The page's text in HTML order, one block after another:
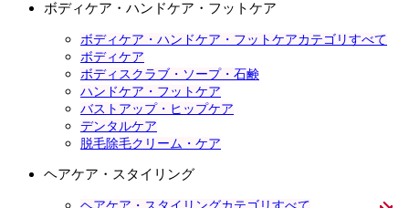
ボディケア・ハンドケア・フットケア
ボディケア・ハンドケア・フットケアカテゴリすべて
ボディケア
ボディスクラブ・ソープ・石鹸
ハンドケア・フットケア
バストアップ・ヒップケア
デンタルケア
脱毛除毛クリーム・ケア
ヘアケア・スタイリング